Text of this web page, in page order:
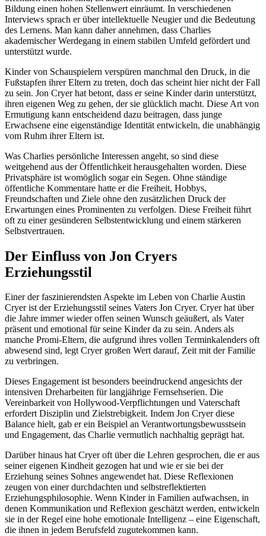
Bildung einen hohen Stellenwert einräumt. In verschiedenen
Interviews sprach er über intellektuelle Neugier und die Bedeutung
des Lernens. Man kann daher annehmen, dass Charlies
akademischer Werdegang in einem stabilen Umfeld gefördert und
unterstützt wurde.
Kinder von Schauspielern verspüren manchmal den Druck, in die
Fußstapfen ihrer Eltern zu treten, doch das scheint hier nicht der Fall
zu sein. Jon Cryer hat betont, dass er seine Kinder darin unterstützt,
ihren eigenen Weg zu gehen, der sie glücklich macht. Diese Art von
Ermutigung kann entscheidend dazu beitragen, dass junge
Erwachsene eine eigenständige Identität entwickeln, die unabhängig
vom Ruhm ihrer Eltern ist.
Was Charlies persönliche Interessen angeht, so sind diese
weitgehend aus der Öffentlichkeit herausgehalten worden. Diese
Privatsphäre ist womöglich sogar ein Segen. Ohne ständige
öffentliche Kommentare hatte er die Freiheit, Hobbys,
Freundschaften und Ziele ohne den zusätzlichen Druck der
Erwartungen eines Prominenten zu verfolgen. Diese Freiheit führt
oft zu einer gesünderen Selbstentwicklung und einem stärkeren
Selbstvertrauen.
Der Einfluss von Jon Cryers
Erziehungsstil
Einer der faszinierendsten Aspekte im Leben von Charlie Austin
Cryer ist der Erziehungsstil seines Vaters Jon Cryer. Cryer hat über
die Jahre immer wieder offen seinen Wunsch geäußert, als Vater
präsent und emotional für seine Kinder da zu sein. Anders als
manche Promi-Eltern, die aufgrund ihres vollen Terminkalenders oft
abwesend sind, legt Cryer großen Wert darauf, Zeit mit der Familie
zu verbringen.
Dieses Engagement ist besonders beeindruckend angesichts der
intensiven Dreharbeiten für langjährige Fernsehserien. Die
Vereinbarkeit von Hollywood-Verpflichtungen und Vaterschaft
erfordert Disziplin und Zielstrebigkeit. Indem Jon Cryer diese
Balance hielt, gab er ein Beispiel an Verantwortungsbewusstsein
und Engagement, das Charlie vermutlich nachhaltig geprägt hat.
Darüber hinaus hat Cryer oft über die Lehren gesprochen, die er aus
seiner eigenen Kindheit gezogen hat und wie er sie bei der
Erziehung seines Sohnes angewendet hat. Diese Reflexionen
zeugen von einer durchdachten und selbstreflektierten
Erziehungsphilosophie. Wenn Kinder in Familien aufwachsen, in
denen Kommunikation und Reflexion geschätzt werden, entwickeln
sie in der Regel eine hohe emotionale Intelligenz – eine Eigenschaft,
die ihnen in jedem Berufsfeld zugutekommen kann.